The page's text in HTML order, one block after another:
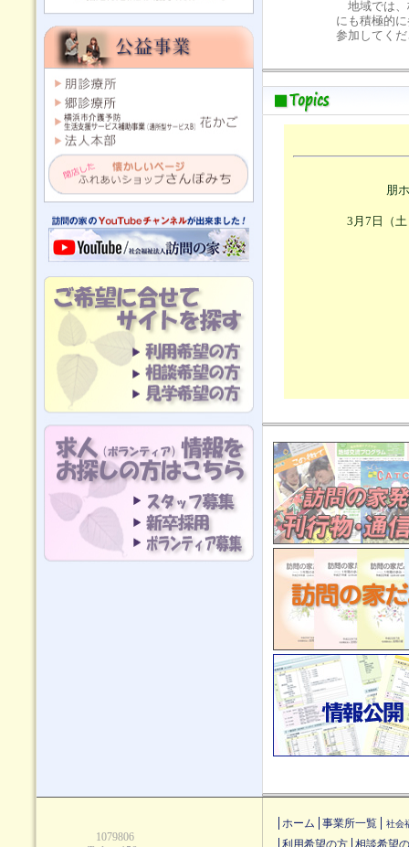
ホーム 事業所一覧 社会
利用希望の方 相談希望